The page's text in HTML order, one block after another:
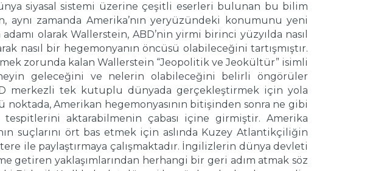
siyasal sistemi üzerine çeşitli eserleri bulunan bu bilim
aynı zamanda Amerika’nın yeryüzündeki konumunu yeni
olarak Wallerstein, ABD’nin yirmi birinci yüzyılda nasıl
nasıl bir hegemonyanın öncüsü olabileceğini tartışmıştır.
zorunda kalan Wallerstein “Jeopolitik ve Jeokültür” isimli
neyin geleceğini ve nelerin olabileceğini belirli öngörüler
merkezli tek kutuplu dünyada gerçekleştirmek için yola
Amerikan hegemonyasının bitişinden sonra ne gibi
aktarabilmenin çabası içine girmiştir. Amerika
suçlarını ört bas etmek için aslında Kuzey Atlantikçiliğin
ile paylaştırmaya çalışmaktadır. İngilizlerin dünya devleti
getiren yaklaşımlarından herhangi bir geri adım atmak söz